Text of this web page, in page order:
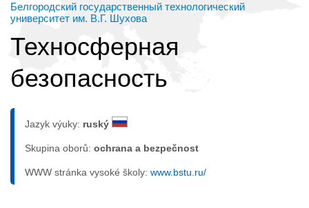
Белгородский государственный технологический
университет им. В.Г. Шухова
Техносферная
безопасность
Jazyk výuky: ruský
Skupina oborů: ochrana a bezpečnost
WWW stránka vysoké školy: www.bstu.ru/